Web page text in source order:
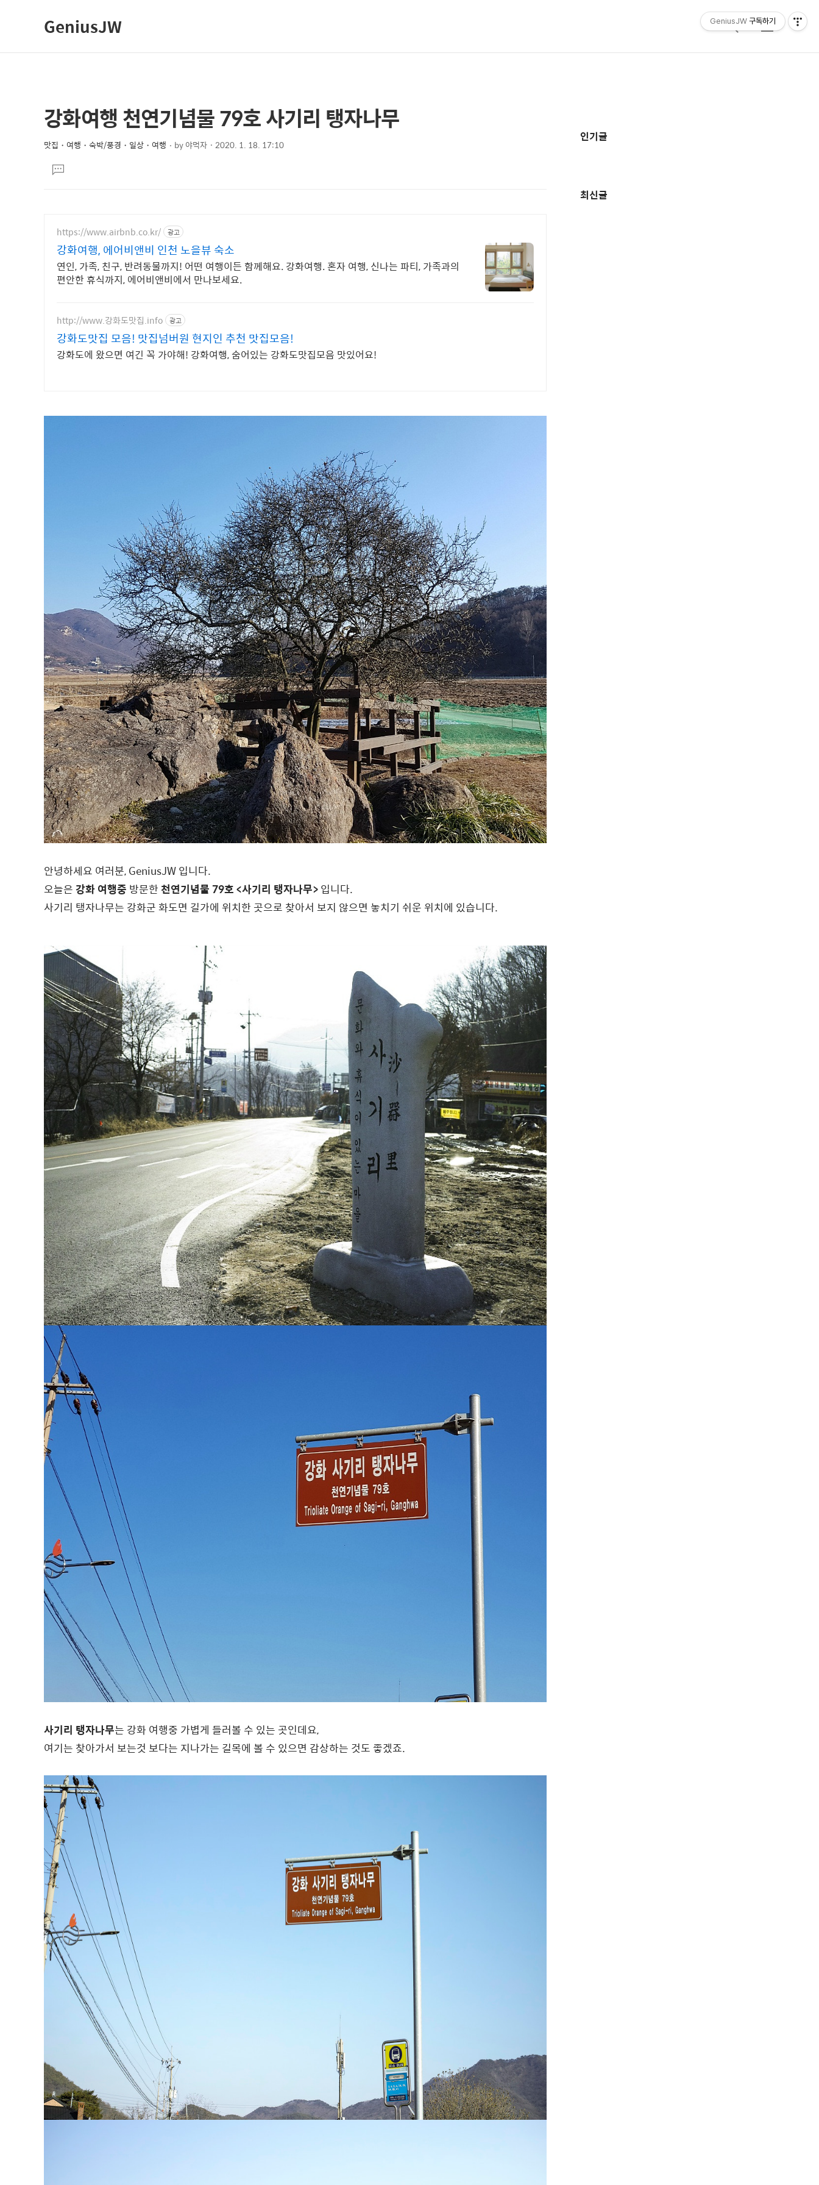
GeniusJW
검
메
상
세
컨
텐
본
문
제
강화여행 천연기념물 79호 사기리 탱자나무
맛집・여행・숙박/풍경・일상・여행 by야먹자 2020. 1. 18. 17:10
문댓
글
https://www.airbnb.co.kr/ 광고
강화여행, 에어비앤비 인천 노을뷰 숙소
연인, 가족, 친구, 반려동물까지! 어떤 여행이든 함께해요. 강화여행. 혼자 여행, 신나는 파티, 가족과의
편안한 휴식까지, 에어비앤비에서 만나보세요.
http://www.강화도맛집.info 광고
강화도맛집 모음! 맛집넘버원 현지인 추천 맛집모음!
강화도에 왔으면 여긴 꼭 가야해! 강화여행, 숨어있는 강화도맛집모음 맛있어요!
안녕하세요 여러분, GeniusJW 입니다.
오늘은 강화 여행중 방문한천연기념물 79호 <사기리 탱자나무>입니다.
사기리 탱자나무는 강화군 화도면 길가에 위치한 곳으로 찾아서 보지 않으면 놓치기 쉬운 위치에 있습니다.
사기리 탱자나무는 강화 여행중 가볍게 들러볼 수 있는 곳인데요,
여기는 찾아가서 보는것 보다는 지나가는 길목에 볼 수 있으면 감상하는 것도 좋겠죠.
가
인기글
최신글
GeniusJW 구독하기